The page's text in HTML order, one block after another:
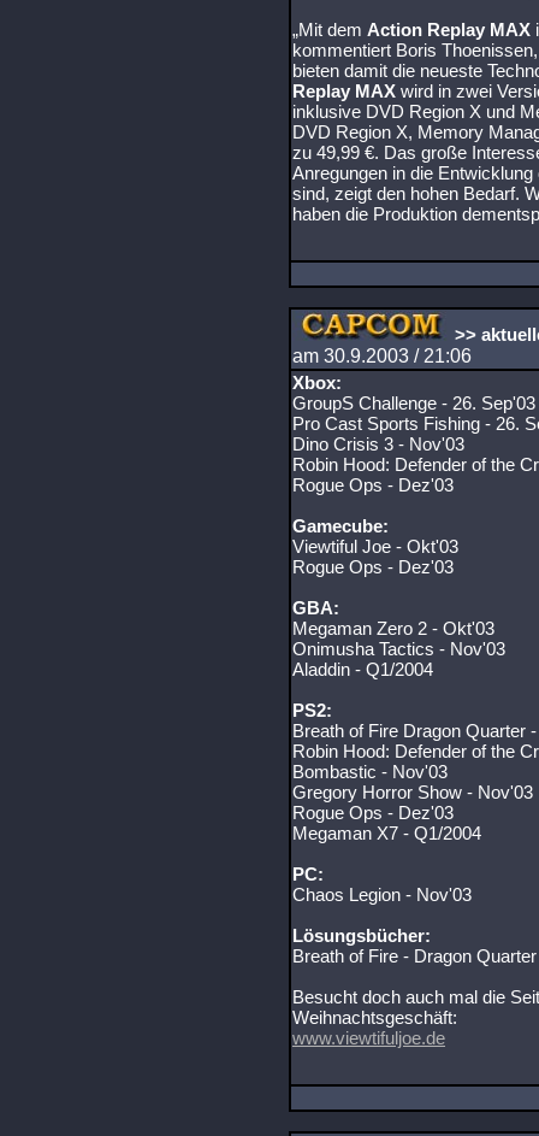
„Mit dem Action Replay MAX
kommentiert Boris
bieten damit die neueste
Replay MAX wird in zwei
inklusive DVD Region X und
DVD Region X, Memory
zu 49,99 €. Das große
Anregungen in die
sind, zeigt den hohen Bedarf.
haben die Produktion
>>
am 30.9.2003 / 21:06
Xbox:
GroupS Challenge - 26. Sep'03
Pro Cast Sports Fishing - 26.
Dino Crisis 3 - Nov'03
Robin Hood: Defender of the
Rogue Ops - Dez'03
Gamecube:
Viewtiful Joe - Okt'03
Rogue Ops - Dez'03
GBA:
Megaman Zero 2 - Okt'03
Onimusha Tactics - Nov'03
Aladdin - Q1/2004
PS2:
Breath of Fire Dragon Quarter
Robin Hood: Defender of the
Bombastic - Nov'03
Gregory Horror Show - Nov'03
Rogue Ops - Dez'03
Megaman X7 - Q1/2004
PC:
Chaos Legion - Nov'03
Lösungsbücher:
Breath of Fire - Dragon
Besucht doch auch mal die
Weihnachtsgeschäft:
www.viewtifuljoe.de